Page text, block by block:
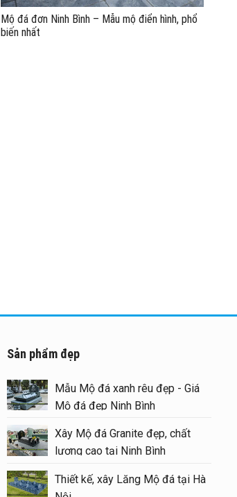
Mộ đá đơn Ninh Bình – Mẫu mộ điển hình, phổ
biến nhất
Sản phẩm đẹp
Mẫu Mộ đá xanh rêu đẹp - Giá
Mộ đá đẹp Ninh Bình
Xây Mộ đá Granite đẹp, chất
lượng cao tại Ninh Bình
Thiết kế, xây Lăng Mộ đá tại Hà